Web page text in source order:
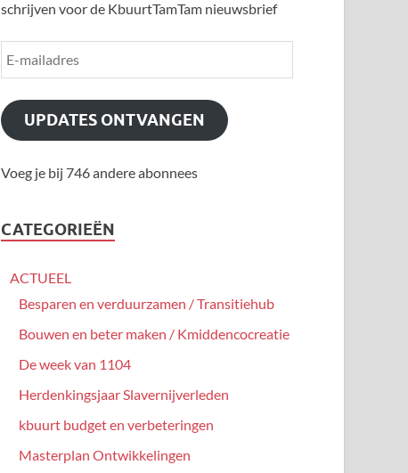
schrijven voor de KbuurtTamTam nieuwsbrief
UPDATES ONTVANGEN
Voeg je bij 746 andere abonnees
CATEGORIEËN
ACTUEEL
Besparen en verduurzamen / Transitiehub
Bouwen en beter maken / Kmiddencocreatie
De week van 1104
Herdenkingsjaar Slavernijverleden
kbuurt budget en verbeteringen
Masterplan Ontwikkelingen